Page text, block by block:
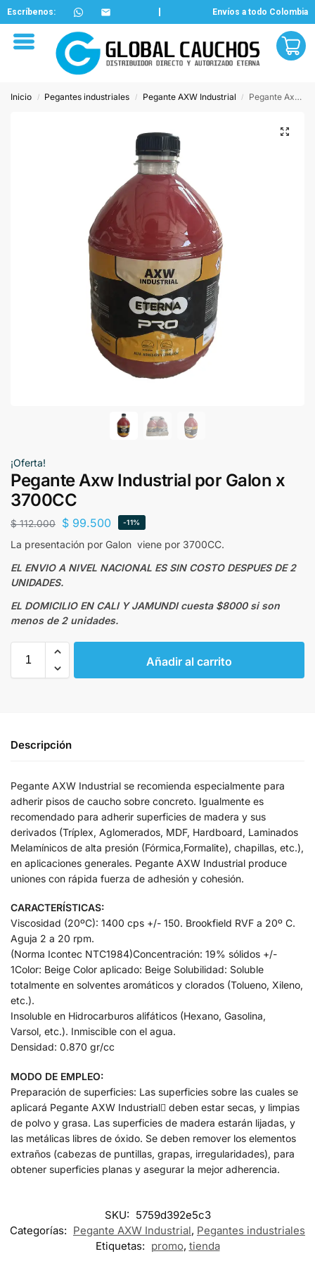
Escríbenos: Envíos a todo Colombia
Inicio / Pegantes industriales / Pegante AXW Industrial / Pegante Axw Industrial por Galon x 3700CC
¡Oferta!
Pegante Axw Industrial por Galon x
3700CC
$112.000 $ 99.500 -11%
La presentación por Galon viene por 3700CC.
EL ENVIO A NIVEL NACIONAL ES SIN COSTO DESPUES DE 2
UNIDADES.
EL DOMICILIO EN CALI Y JAMUNDI cuesta $8000 si son
menos de 2 unidades.
Añadir al carrito
Descripción
Pegante AXW Industrial se recomienda especialmente para
adherir pisos de caucho sobre concreto. Igualmente es
recomendado para adherir superficies de madera y sus
derivados (Tríplex, Aglomerados, MDF, Hardboard, Laminados
Melamínicos de alta presión (Fórmica,Formalite), chapillas, etc.),
en aplicaciones generales. Pegante AXW Industrial produce
uniones con rápida fuerza de adhesión y cohesión.
CARACTERÍSTICAS:
Viscosidad (20ºC): 1400 cps +/- 150. Brookfield RVF a 20º C.
Aguja 2 a 20 rpm.
(Norma Icontec NTC1984)Concentración: 19% sólidos +/-
1Color: Beige Color aplicado: Beige Solubilidad: Soluble
totalmente en solventes aromáticos y clorados (Tolueno, Xileno,
etc.).
Insoluble en Hidrocarburos alifáticos (Hexano, Gasolina,
Varsol, etc.). Inmiscible con el agua.
Densidad: 0.870 gr/cc
MODO DE EMPLEO:
Preparación de superficies: Las superficies sobre las cuales se
aplicará Pegante AXW Industrial deben estar secas, y limpias
de polvo y grasa. Las superficies de madera estarán lijadas, y
las metálicas libres de óxido. Se deben remover los elementos
extraños (cabezas de puntillas, grapas, irregularidades), para
obtener superficies planas y asegurar la mejor adherencia.
SKU: 5759d392e5c3
Categorías: Pegante AXW Industrial, Pegantes industriales
Etiquetas: promo, tienda